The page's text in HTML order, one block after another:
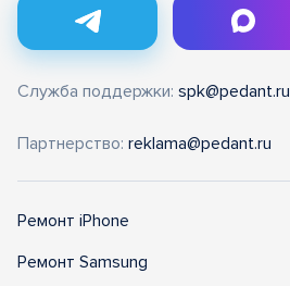
Служба поддержки: spk@pedant.ru
Партнерство: reklama@pedant.ru
Ремонт iPhone
Ремонт Samsung